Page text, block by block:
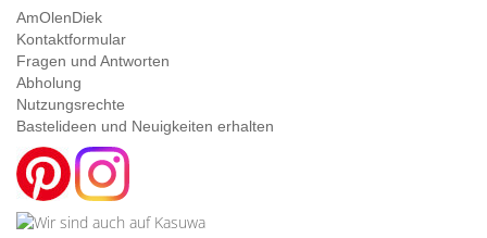
AmOlenDiek
Kontaktformular
Fragen und Antworten
Abholung
Nutzungsrechte
Bastelideen und Neuigkeiten erhalten